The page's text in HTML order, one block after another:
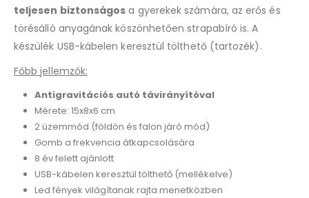
teljesen biztonságos a gyerekek számára, az erős és
törésálló anyagának köszönhetően strapabíró is. A
készülék USB-kábelen keresztül tölthető (tartozék).
Főbb jellemzők:
Antigravitációs autó távirányítóval
Mérete: 15x8x6 cm
2 üzemmód (földön és falon járó mód)
Gomb a frekvencia átkapcsolására
8 év felett ajánlott
USB-kábelen keresztül tölthető (mellékelve)
Led fények világítanak rajta menetközben